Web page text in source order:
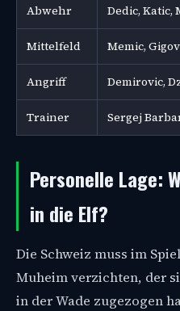
Abwehr Dedic, Katic,
Mittelfeld Memic,
Angriff Demirovic,
Trainer Sergej
Personelle Lage:
in die Elf?
Die Schweiz muss im
Muheim verzichten, der
in der Wade zugezogen